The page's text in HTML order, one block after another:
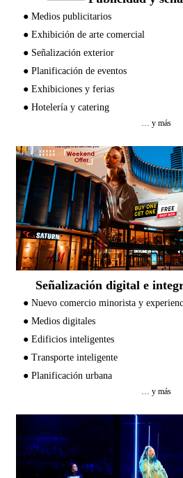
● Medios publicitarios
● Exhibición de arte comercial
● Señalización exterior
● Planificación de eventos
● Exhibiciones y ferias
● Hotelería y catering
… y más
Señalización digital e
● Nuevo comercio minorista y
● Medios digitales
● Edificios inteligentes
● Transporte inteligente
● Planificación urbana
… y más